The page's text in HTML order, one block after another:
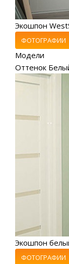
Экошпон
ФОТОГРАФИИ
Модели
Оттенок
Экошпон
ФОТОГРАФИИ